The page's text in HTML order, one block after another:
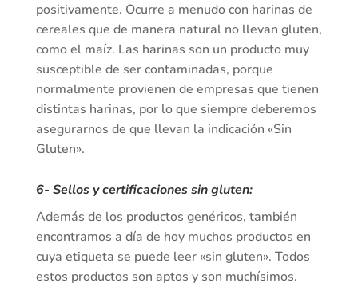
positivamente. Ocurre a menudo con harinas de
cereales que de manera natural no llevan gluten,
como el maíz. Las harinas son un producto muy
susceptible de ser contaminadas, porque
normalmente provienen de empresas que tienen
distintas harinas, por lo que siempre deberemos
asegurarnos de que llevan la indicación «Sin
Gluten».
6- Sellos y certificaciones sin gluten:
Además de los productos genéricos, también
encontramos a día de hoy muchos productos en
cuya etiqueta se puede leer «sin gluten». Todos
estos productos son aptos y son muchísimos.